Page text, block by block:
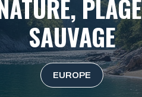
SAUVAGE
EUROPE